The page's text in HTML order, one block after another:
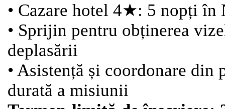
• Cazare hotel 4★: 5 nopți în
• Sprijin pentru obținerea
deplasării
• Asistență și coordonare din
durată a misiunii